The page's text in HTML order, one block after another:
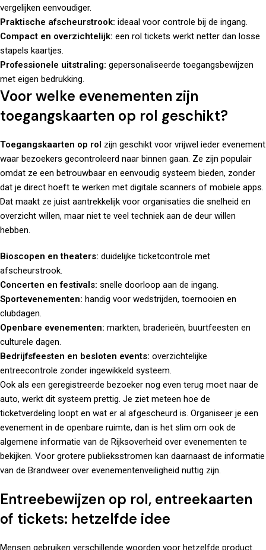
vergelijken eenvoudiger.
Praktische afscheurstrook: ideaal voor controle bij de ingang.
Compact en overzichtelijk: een rol tickets werkt netter dan losse
stapels kaartjes.
Professionele uitstraling: gepersonaliseerde toegangsbewijzen
met eigen bedrukking.
Voor welke evenementen zijn
toegangskaarten op rol geschikt?
Toegangskaarten op rol zijn geschikt voor vrijwel ieder evenement
waar bezoekers gecontroleerd naar binnen gaan. Ze zijn populair
omdat ze een betrouwbaar en eenvoudig systeem bieden, zonder
dat je direct hoeft te werken met digitale scanners of mobiele apps.
Dat maakt ze juist aantrekkelijk voor organisaties die snelheid en
overzicht willen, maar niet te veel techniek aan de deur willen
hebben.
Bioscopen en theaters: duidelijke ticketcontrole met
afscheurstrook.
Concerten en festivals: snelle doorloop aan de ingang.
Sportevenementen: handig voor wedstrijden, toernooien en
clubdagen.
Openbare evenementen: markten, braderieën, buurtfeesten en
culturele dagen.
Bedrijfsfeesten en besloten events: overzichtelijke
entreecontrole zonder ingewikkeld systeem.
Ook als een geregistreerde bezoeker nog even terug moet naar de
auto, werkt dit systeem prettig. Je ziet meteen hoe de
ticketverdeling loopt en wat er al afgescheurd is. Organiseer je een
evenement in de openbare ruimte, dan is het slim om ook de
algemene informatie van de Rijksoverheid over evenementen te
bekijken. Voor grotere publieksstromen kan daarnaast de informatie
van de Brandweer over evenementenveiligheid nuttig zijn.
Entreebewijzen op rol, entreekaarten
of tickets: hetzelfde idee
Mensen gebruiken verschillende woorden voor hetzelfde product.